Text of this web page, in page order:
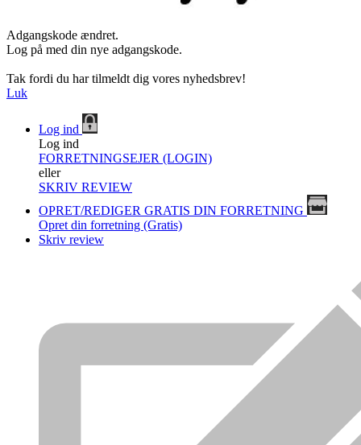
Adgangskode ændret.
Log på med din nye adgangskode.
Tak fordi du har tilmeldt dig vores nyhedsbrev!
Luk
Log ind
Log ind
FORRETNINGSEJER (LOGIN)
eller
SKRIV REVIEW
OPRET/REDIGER GRATIS DIN FORRETNING
Opret din forretning (Gratis)
Skriv review